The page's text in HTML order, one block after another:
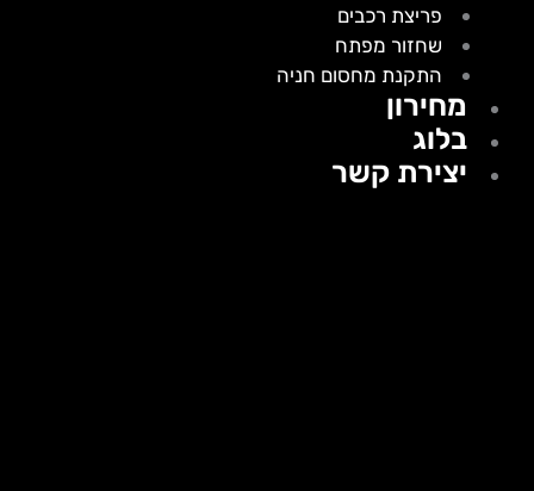
פריצת רכבים
שחזור מפתח
התקנת מחסום חניה
מחירון
בלוג
יצירת קשר